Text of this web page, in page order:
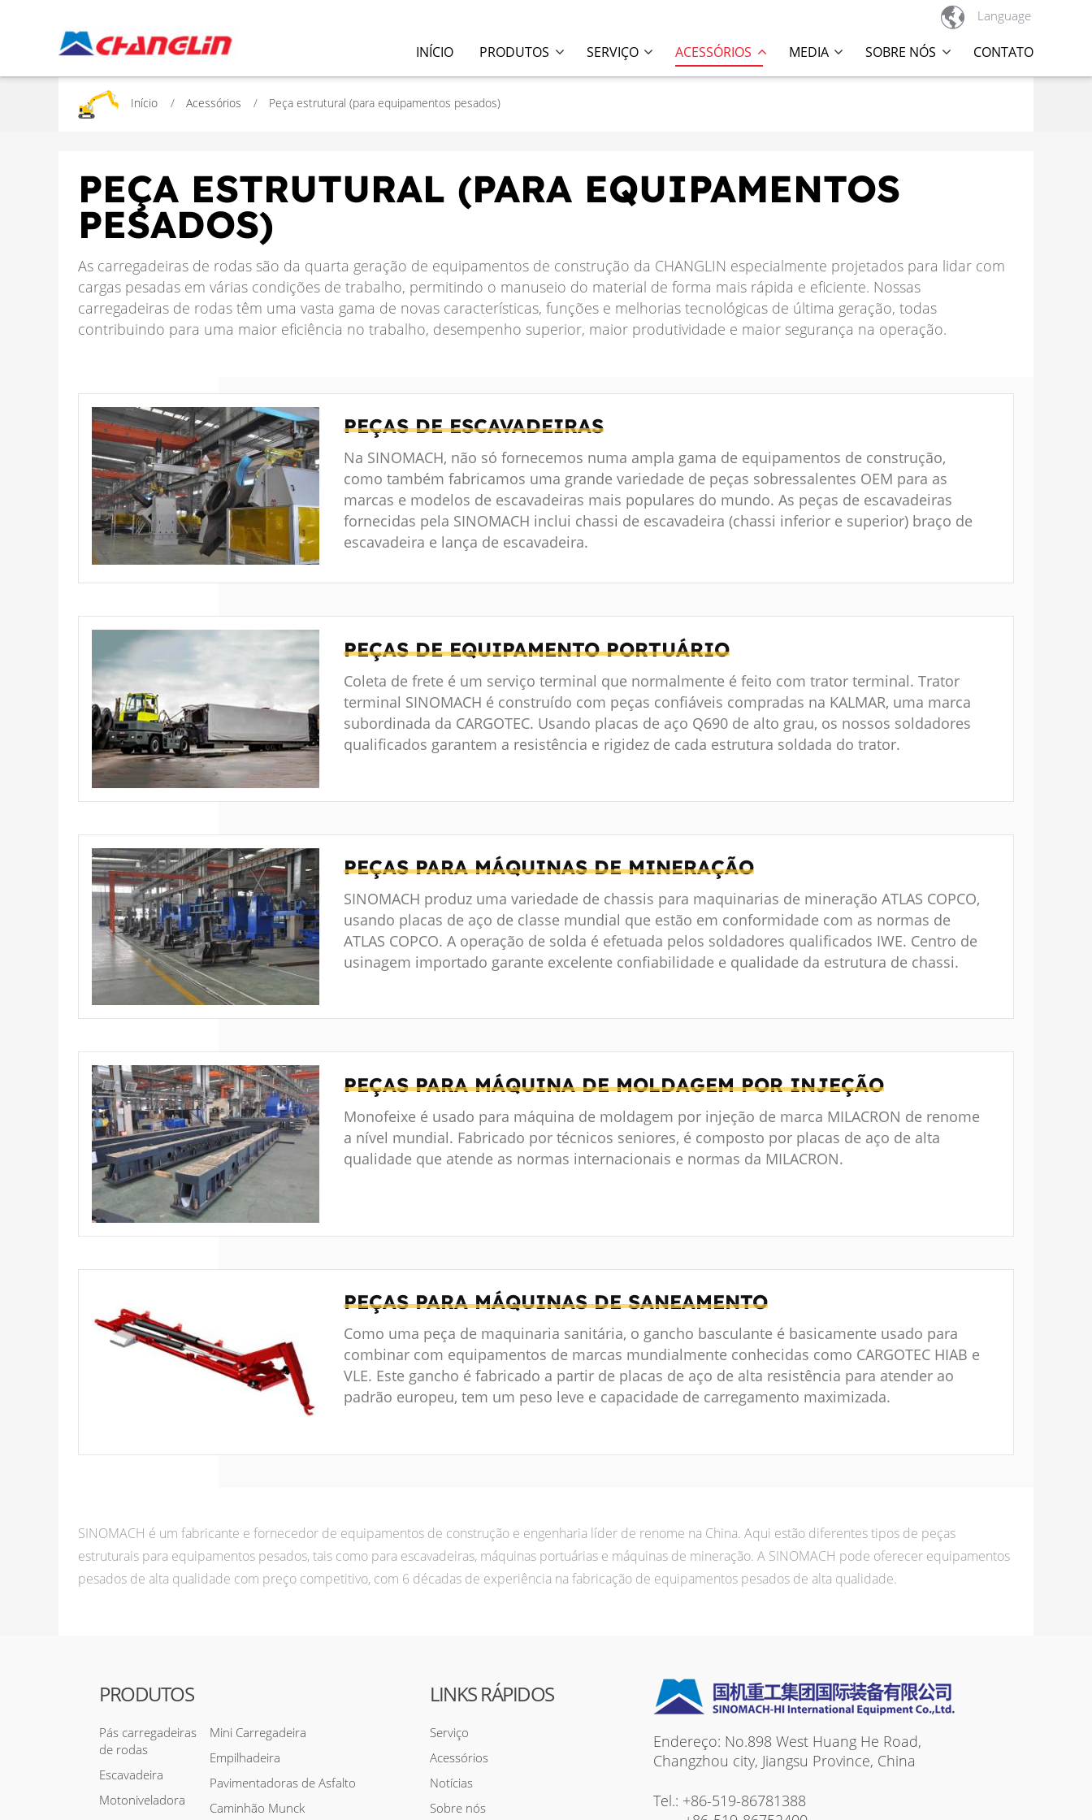
 Language
INÍCIO PRODUTOS SERVIÇO ACESSÓRIOS MEDIA SOBRE NÓS CONTATO
Início Acessórios Peça estrutural (para equipamentos pesados)
PEÇA ESTRUTURAL (PARA EQUIPAMENTOS
PESADOS)
As carregadeiras de rodas são da quarta geração de equipamentos de construção da CHANGLIN especialmente projetados para lidar com
cargas pesadas em várias condições de trabalho, permitindo o manuseio do material de forma mais rápida e eficiente. Nossas
carregadeiras de rodas têm uma vasta gama de novas características, funções e melhorias tecnológicas de última geração, todas
contribuindo para uma maior eficiência no trabalho, desempenho superior, maior produtividade e maior segurança na operação.
PEÇAS DE ESCAVADEIRAS
Na SINOMACH, não só fornecemos numa ampla gama de equipamentos de construção,
como também fabricamos uma grande variedade de peças sobressalentes OEM para as
marcas e modelos de escavadeiras mais populares do mundo. As peças de escavadeiras
fornecidas pela SINOMACH inclui chassi de escavadeira (chassi inferior e superior) braço de
escavadeira e lança de escavadeira.
PEÇAS DE EQUIPAMENTO PORTUÁRIO
Coleta de frete é um serviço terminal que normalmente é feito com trator terminal. Trator
terminal SINOMACH é construído com peças confiáveis compradas na KALMAR, uma marca
subordinada da CARGOTEC. Usando placas de aço Q690 de alto grau, os nossos soldadores
qualificados garantem a resistência e rigidez de cada estrutura soldada do trator.
PEÇAS PARA MÁQUINAS DE MINERAÇÃO
SINOMACH produz uma variedade de chassis para maquinarias de mineração ATLAS COPCO,
usando placas de aço de classe mundial que estão em conformidade com as normas de
ATLAS COPCO. A operação de solda é efetuada pelos soldadores qualificados IWE. Centro de
usinagem importado garante excelente confiabilidade e qualidade da estrutura de chassi.
PEÇAS PARA MÁQUINA DE MOLDAGEM POR INJEÇÃO
Monofeixe é usado para máquina de moldagem por injeção de marca MILACRON de renome
a nível mundial. Fabricado por técnicos seniores, é composto por placas de aço de alta
qualidade que atende as normas internacionais e normas da MILACRON.
PEÇAS PARA MÁQUINAS DE SANEAMENTO
Como uma peça de maquinaria sanitária, o gancho basculante é basicamente usado para
combinar com equipamentos de marcas mundialmente conhecidas como CARGOTEC HIAB e
VLE. Este gancho é fabricado a partir de placas de aço de alta resistência para atender ao
padrão europeu, tem um peso leve e capacidade de carregamento maximizada.
SINOMACH é um fabricante e fornecedor de equipamentos de construção e engenharia líder de renome na China. Aqui estão diferentes tipos de peças
estruturais para equipamentos pesados, tais como para escavadeiras, máquinas portuárias e máquinas de mineração. A SINOMACH pode oferecer equipamentos
pesados de alta qualidade com preço competitivo, com 6 décadas de experiência na fabricação de equipamentos pesados de alta qualidade.
Endereço: No.898 West Huang He Road,
Changzhou city, Jiangsu Province, China
Tel.: +86-519-86781388
PRODUTOS
Pás carregadeiras
de rodas
Escavadeira
Motoniveladora
Mini Carregadeira
Empilhadeira
Pavimentadoras de Asfalto
Caminhão Munck
LINKS RÁPIDOS
Serviço
Acessórios
Notícias
Sobre nós